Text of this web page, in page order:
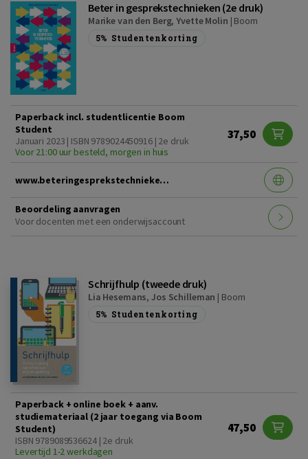
Beter in gesprekstechnieken (2e druk)
Marike van den Berg,Yvette Molin | Boom
5% Studentenkorting
Paperback incl. studentlicentie Boom
Student
Januari 2023 | ISBN 9789024450916 | 2e druk
Voor 21:00 uur besteld, morgen in huis
37,50
www.beteringesprekstechnieken2edruk.nl
Beoordeling aanvragen
Voor docenten met een onderwijsaccount
Schrijfhulp (tweede druk)
Lia Hesemans,Jos Schilleman | Boom
5% Studentenkorting
Paperback + online boek + aanv.
studiemateriaal (2 jaar toegang via Boom
Student)
ISBN 9789089536624 | 2e druk
Levertijd 1-2 werkdagen
47,50